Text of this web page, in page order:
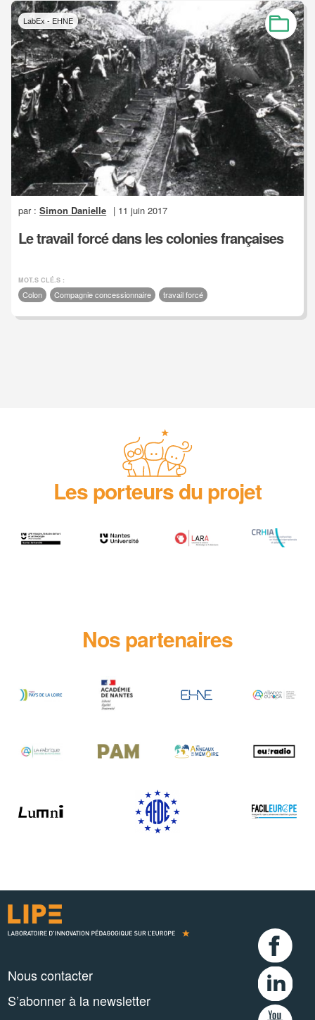
LabEx - EHNE
par :Simon Danielle | 11 juin 2017
Le travail forcé dans les colonies françaises
MOT.S CLÉ.S :
Colon Compagnie concessionnaire travail forcé
Les porteurs du projet
Nos partenaires
Nous contacter
S’abonner à la newsletter